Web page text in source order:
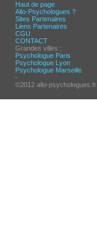
Haut de page
Allo-Psychologues ?
Sites Partenaires
Liens Partenaires
CGU
CONTACT
Grandes villes :
Psychologue Paris
Psychologue Lyon
Psychologue Marseille
-
©2012 allo-psychologues.fr